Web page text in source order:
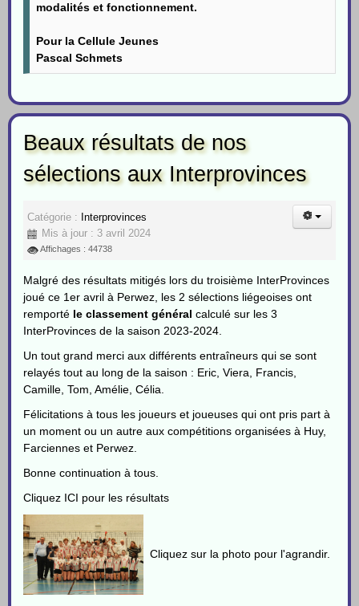
modalités et fonctionnement.
Pour la Cellule Jeunes
Pascal Schmets
Beaux résultats de nos
sélections aux Interprovinces
Catégorie :
Interprovinces
Mis à jour : 3 avril 2024
Affichages : 44738
Malgré des résultats mitigés lors du troisième InterProvinces
joué ce 1er avril à Perwez, les 2 sélections liégeoises ont
remporté le classement général calculé sur les 3
InterProvinces de la saison 2023-2024.
Un tout grand merci aux différents entraîneurs qui se sont
relayés tout au long de la saison : Eric, Viera, Francis,
Camille, Tom, Amélie, Célia.
Félicitations à tous les joueurs et joueuses qui ont pris part à
un moment ou un autre aux compétitions organisées à Huy,
Farciennes et Perwez.
Bonne continuation à tous.
Cliquez ICI pour les résultats
Cliquez sur la photo pour l'agrandir.